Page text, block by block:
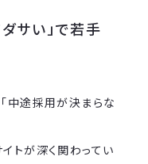
サい」で若手
中途採用が決まらな
トが深く関わってい